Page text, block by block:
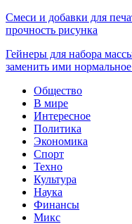
Смеси и добавки для
прочность рисунка
Гейнеры для набора
заменить ими
Общество
В мире
Интересное
Политика
Экономика
Спорт
Техно
Культура
Наука
Финансы
Микс